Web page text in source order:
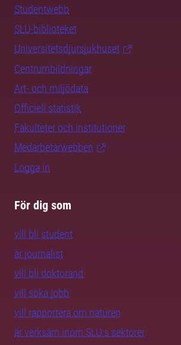
Studentwebb
SLU-biblioteket
Universitetsdjursjukhuset
Centrumbildningar
Art- och miljödata
Officiell statistik
Fakulteter och institutioner
Medarbetarwebben
Logga in
För dig som
vill bli student
är journalist
vill bli doktorand
vill söka jobb
vill rapportera om naturen
är verksam inom SLU:s sektorer